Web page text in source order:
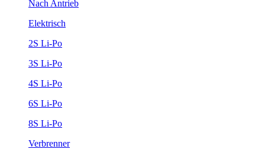
Nach Antrieb
Elektrisch
2S Li-Po
3S Li-Po
4S Li-Po
6S Li-Po
8S Li-Po
Verbrenner